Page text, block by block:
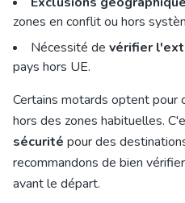
zones en conflit ou hors
Nécessité de vérifier
pays hors UE.
Certains motards optent pour
hors des zones habituelles.
sécurité pour des
recommandons de bien
avant le départ.